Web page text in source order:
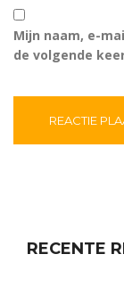
Mijn naam, e-
de volgende
RECENTE